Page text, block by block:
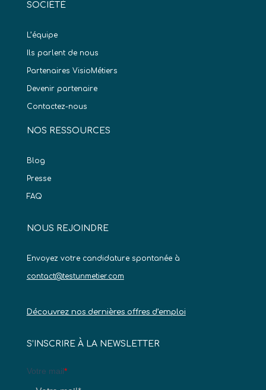
SOCIÉTÉ
L’équipe
Ils parlent de nous
Partenaires VisioMétiers
Devenir partenaire
Contactez-nous
NOS RESSOURCES
Blog
Presse
FAQ
NOUS REJOINDRE
Envoyez votre candidature spontanée à
contact@testunmetier.com
Découvrez nos dernières offres d’emploi
S’INSCRIRE À LA NEWSLETTER